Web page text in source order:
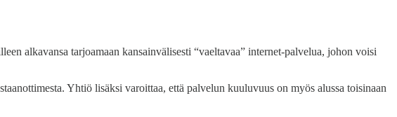
alkavansa tarjoamaan kansainvälisesti “vaeltavaa” internet-palvelua, johon voisi
Yhtiö lisäksi varoittaa, että palvelun kuuluvuus on myös alussa toisinaan